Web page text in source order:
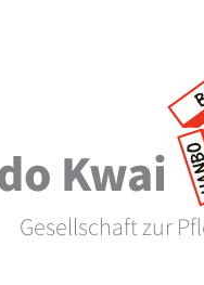
Kwai
Gesellschaft zur